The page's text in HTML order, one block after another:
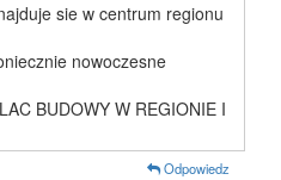
sie w centrum regionu
nowoczesne
BUDOWY W REGIONIE I
Odpowiedz